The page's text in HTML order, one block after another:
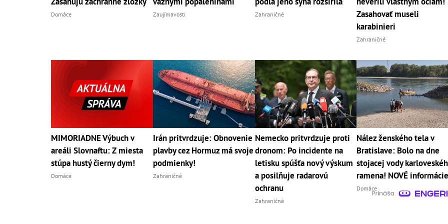
Domáce Zaujímavosti Zahraničné
Zasahovať museli
karabinieri
Zahraničné
MIMORIADNE Výbuch v
areáli Slovnaftu: Z miesta
stúpa hustý čierny dym!
Domáce
Irán pritvrdzuje: Obnovenie
plavby cez Hormuz má svoje
podmienky!
Zahraničné
Nemecko pritvrdzuje proti
dronom: Po incidente na
letisku spúšťa nový výskum
a posilňuje radarovú
ochranu
Zahraničné
Nález ženského tela v
Bratislave: Bolo na dne
stojacej vody
ramena! NOVÉ
Domáce